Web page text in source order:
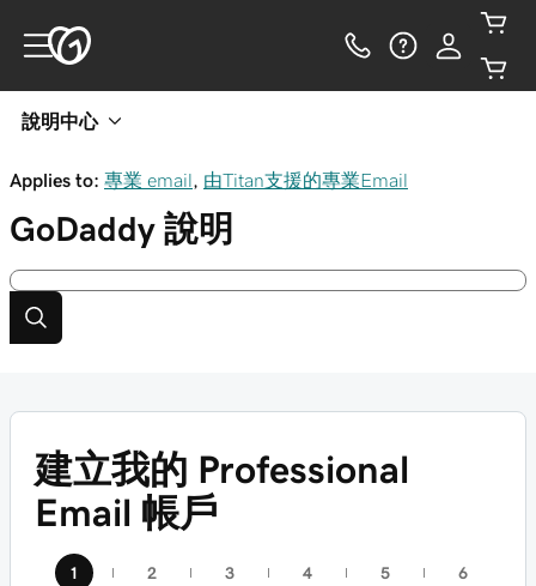
說明中心
Applies to: 專業 email 由Titan支援的專業Email
GoDaddy 說明
建立我的 Professional
Email 帳戶